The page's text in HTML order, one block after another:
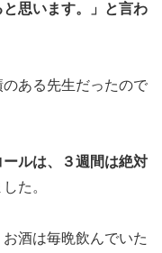
思います。」と言わ
のある先生だったので
ールは、３週間は絶対
た。
酒は毎晩飲んでいた